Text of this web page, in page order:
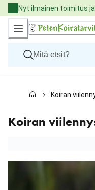
Skip
to
Content
Nyt ilmainen toimitus
Kissat
Eläinlääkäriruoat
Tuotemerkit
Koiran
Koiran